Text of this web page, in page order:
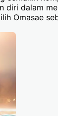
diri dalam
Omasae